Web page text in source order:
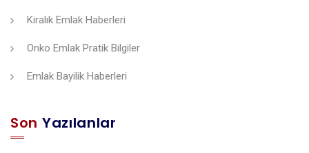
Kiralık Emlak Haberleri
Onko Emlak Pratik Bilgiler
Emlak Bayilik Haberleri
Son Yazılanlar